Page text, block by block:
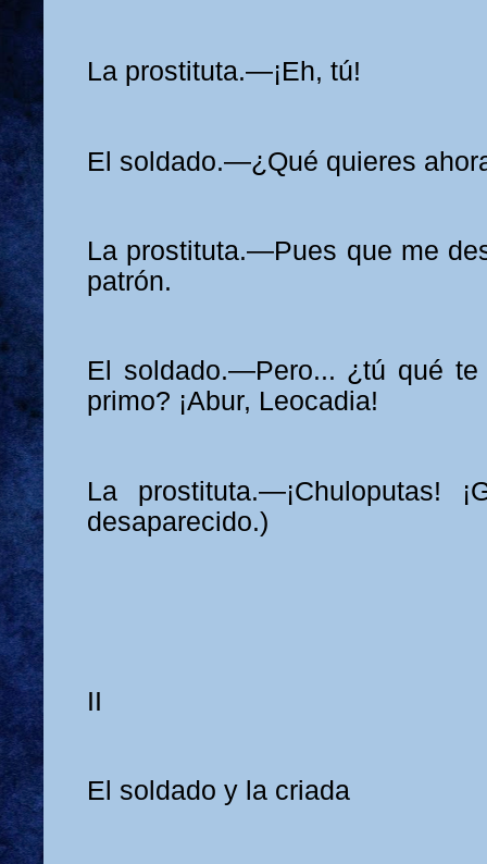
La prostituta.—¡Eh, tú!
El soldado.—¿Qué quieres
La prostituta.—Pues que me
patrón.
El soldado.—Pero... ¿tú qué
primo? ¡Abur, Leocadia!
La prostituta.—¡Chuloputas!
desaparecido.)
II
El soldado y la criada